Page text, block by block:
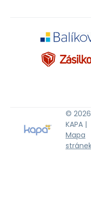
© 2026
KAPA |
Mapa